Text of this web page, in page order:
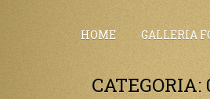
HOME GALLERIA
CATEGORIA: